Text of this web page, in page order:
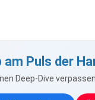
am Puls der
Deep-Dive